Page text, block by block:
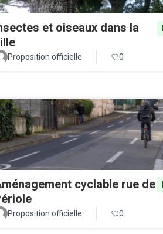
et oiseaux dans la
Proposition officielle 0
cyclable rue de
Proposition officielle 0